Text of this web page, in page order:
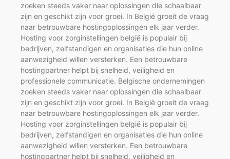
zoeken steeds vaker naar oplossingen die schaalbaar
zijn en geschikt zijn voor groei. In België groeit de vraag
naar betrouwbare hostingoplossingen elk jaar verder.
Hosting voor zorginstellingen belgië is populair bij
bedrijven, zelfstandigen en organisaties die hun online
aanwezigheid willen versterken. Een betrouwbare
hostingpartner helpt bij snelheid, veiligheid en
professionele communicatie. Belgische ondernemingen
zoeken steeds vaker naar oplossingen die schaalbaar
zijn en geschikt zijn voor groei. In België groeit de vraag
naar betrouwbare hostingoplossingen elk jaar verder.
Hosting voor zorginstellingen belgië is populair bij
bedrijven, zelfstandigen en organisaties die hun online
aanwezigheid willen versterken. Een betrouwbare
hostingpartner helpt bij snelheid, veiligheid en